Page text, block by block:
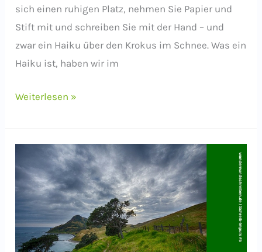
sich einen ruhigen Platz, nehmen Sie Papier und
Stift mit und schreiben Sie mit der Hand – und
zwar ein Haiku über den Krokus im Schnee. Was ein
Haiku ist, haben wir im
Schreib-
Haiku
den
Krokus
Weiterlesen »